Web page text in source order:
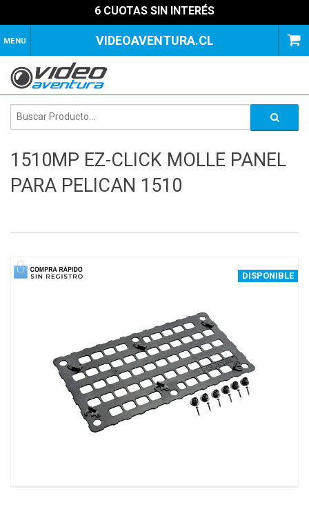
6 CUOTAS SIN INTERÉS
MENU VIDEOAVENTURA.CL
1510MP EZ-CLICK MOLLE PANEL
PARA PELICAN 1510
DISPONIBLE
1 of 3